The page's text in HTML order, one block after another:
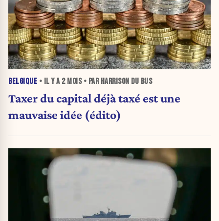
BELGIQUE • IL Y A 2 MOIS• PAR HARRISON DU BUS
Taxer du capital déjà taxé est une
mauvaise idée (édito)